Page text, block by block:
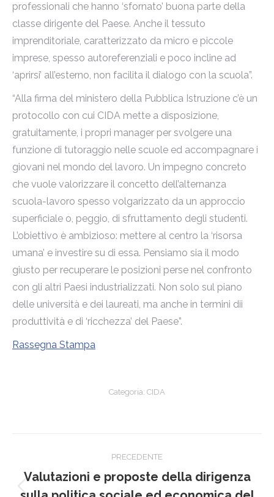
professionali che hanno ‘sfornato’ buona parte della
classe dirigente del Paese. Anche il tessuto
imprenditoriale, caratterizzato da micro e piccole
imprese, spesso autoreferenziali e poco incline ad
‘aprirsi’ all’esterno, non facilita il dialogo con la scuola”.
“Alla firma del ministero della Pubblica Istruzione c’è un
protocollo con cui CIDA mette a disposizione,
gratuitamente, i propri manager per svolgere una
funzione di tutoraggio nelle scuole ed accompagnare i
giovani nel mondo del lavoro. Un impegno concreto
che vuole valorizzare il concetto dell’alternanza
scuola-lavoro spesso volgarizzato da un approccio
superficiale o, peggio, di sfruttamento degli studenti.
L’obiettivo è ambizioso: mettere al centro la ‘risorsa
umana’ e investire su di essa. Pensiamo sia il modo
giusto per recuperare le posizioni perse nel confronto
con gli altri Paesi industrializzati. Non solo sul piano
delle università e dei laureati, ma anche in termini dii
produttività e di ‘ricchezza’ del Paese”.
Rassegna Stampa
Categoria: CIDA
tra
PRECEDENTE
Post
Valutazioni e proposte della dirigenza